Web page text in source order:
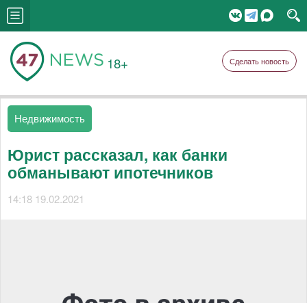
18+ Сделать новость
Недвижимость
Юрист рассказал, как банки
обманывают ипотечников
14:18 19.02.2021